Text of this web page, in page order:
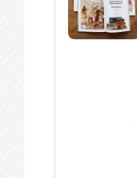
まだ何